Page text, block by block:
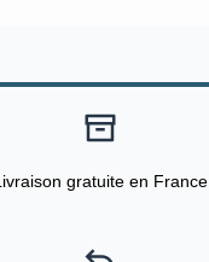
Livraison gratuite en France